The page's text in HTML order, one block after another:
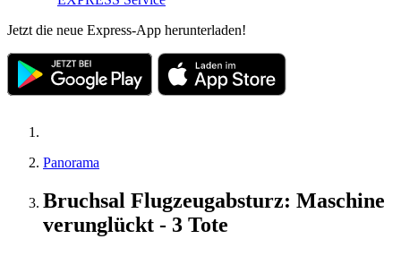
Jetzt die neue Express-App herunterladen!
Panorama
Bruchsal Flugzeugabsturz: Maschine
verunglückt - 3 Tote